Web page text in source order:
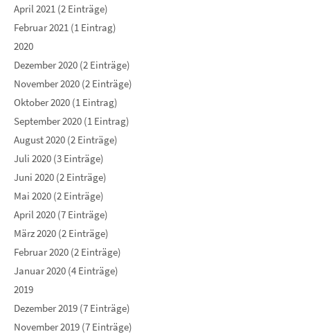
April 2021 (2 Einträge)
Februar 2021 (1 Eintrag)
2020
Dezember 2020 (2 Einträge)
November 2020 (2 Einträge)
Oktober 2020 (1 Eintrag)
September 2020 (1 Eintrag)
August 2020 (2 Einträge)
Juli 2020 (3 Einträge)
Juni 2020 (2 Einträge)
Mai 2020 (2 Einträge)
April 2020 (7 Einträge)
März 2020 (2 Einträge)
Februar 2020 (2 Einträge)
Januar 2020 (4 Einträge)
2019
Dezember 2019 (7 Einträge)
November 2019 (7 Einträge)